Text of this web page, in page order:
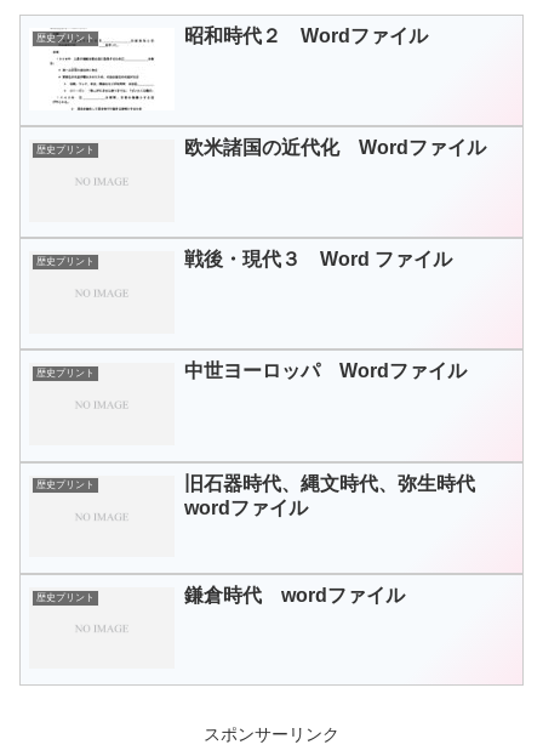
歴史プリント 昭和時代２ Wordファイル
歴史プリント 欧米諸国の近代化 Wordファイル
歴史プリント 戦後・現代３ Word ファイル
歴史プリント 中世ヨーロッパ Wordファイル
歴史プリント
旧石器時代、縄文時代、弥生時代
wordファイル
歴史プリント 鎌倉時代 wordファイル
スポンサーリンク